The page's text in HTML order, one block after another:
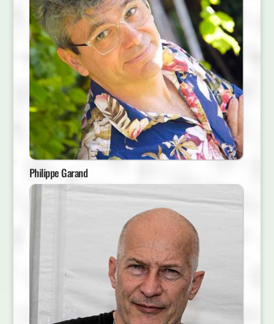
Philippe Garand